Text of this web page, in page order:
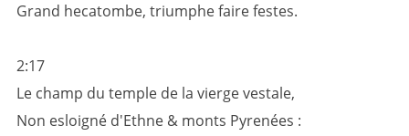
Grand hecatombe, triumphe faire festes.
2:17
Le champ du temple de la vierge vestale,
Non esloigné d'Ethne & monts Pyrenées :